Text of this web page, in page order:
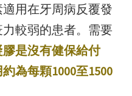
用在牙周病反覆發
較弱的患者。需要
是沒有健保給付
為每顆1000至1500